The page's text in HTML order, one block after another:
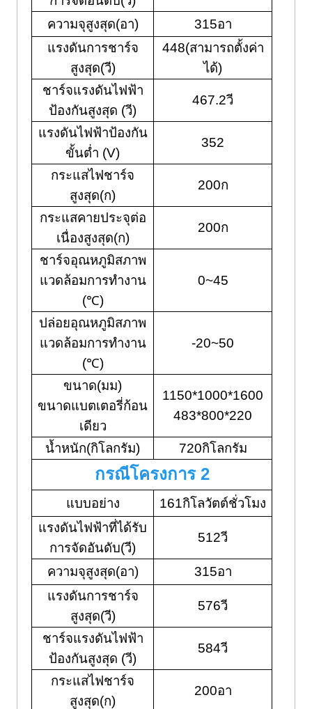
ความจุสูงสุด(อา)
315อา
แรงดันการชาร์จ
สูงสุด(วี)
448(สามารถตั้งค่า
ได้)
ชาร์จแรงดันไฟฟ้า
ป้องกันสูงสุด (วี)
467.2วี
แรงดันไฟฟ้าป้องกัน
ขั้นต่ำ (V)
352
กระแสไฟชาร์จ
สูงสุด(ก)
200ก
กระแสคายประจุต่อ
เนื่องสูงสุด(ก)
200ก
ชาร์จอุณหภูมิสภาพ
แวดล้อมการทำงาน
(℃)
0~45
ปล่อยอุณหภูมิสภาพ
แวดล้อมการทำงาน
(℃)
-20~50
ขนาด(มม)
ขนาดแบตเตอรี่ก้อน
เดียว
1150*1000*1600
483*800*220
น้ำหนัก(กิโลกรัม) 720กิโลกรัม
กรณีโครงการ 2
แบบอย่าง
161กิโลวัตต์ชั่วโมง
แรงดันไฟฟ้าที่ได้รับ
การจัดอันดับ(วี)
512วี
ความจุสูงสุด(อา)
315อา
แรงดันการชาร์จ
สูงสุด(วี)
576วี
ชาร์จแรงดันไฟฟ้า
ป้องกันสูงสุด (วี)
584วี
กระแสไฟชาร์จ
สูงสุด(ก)
200อา